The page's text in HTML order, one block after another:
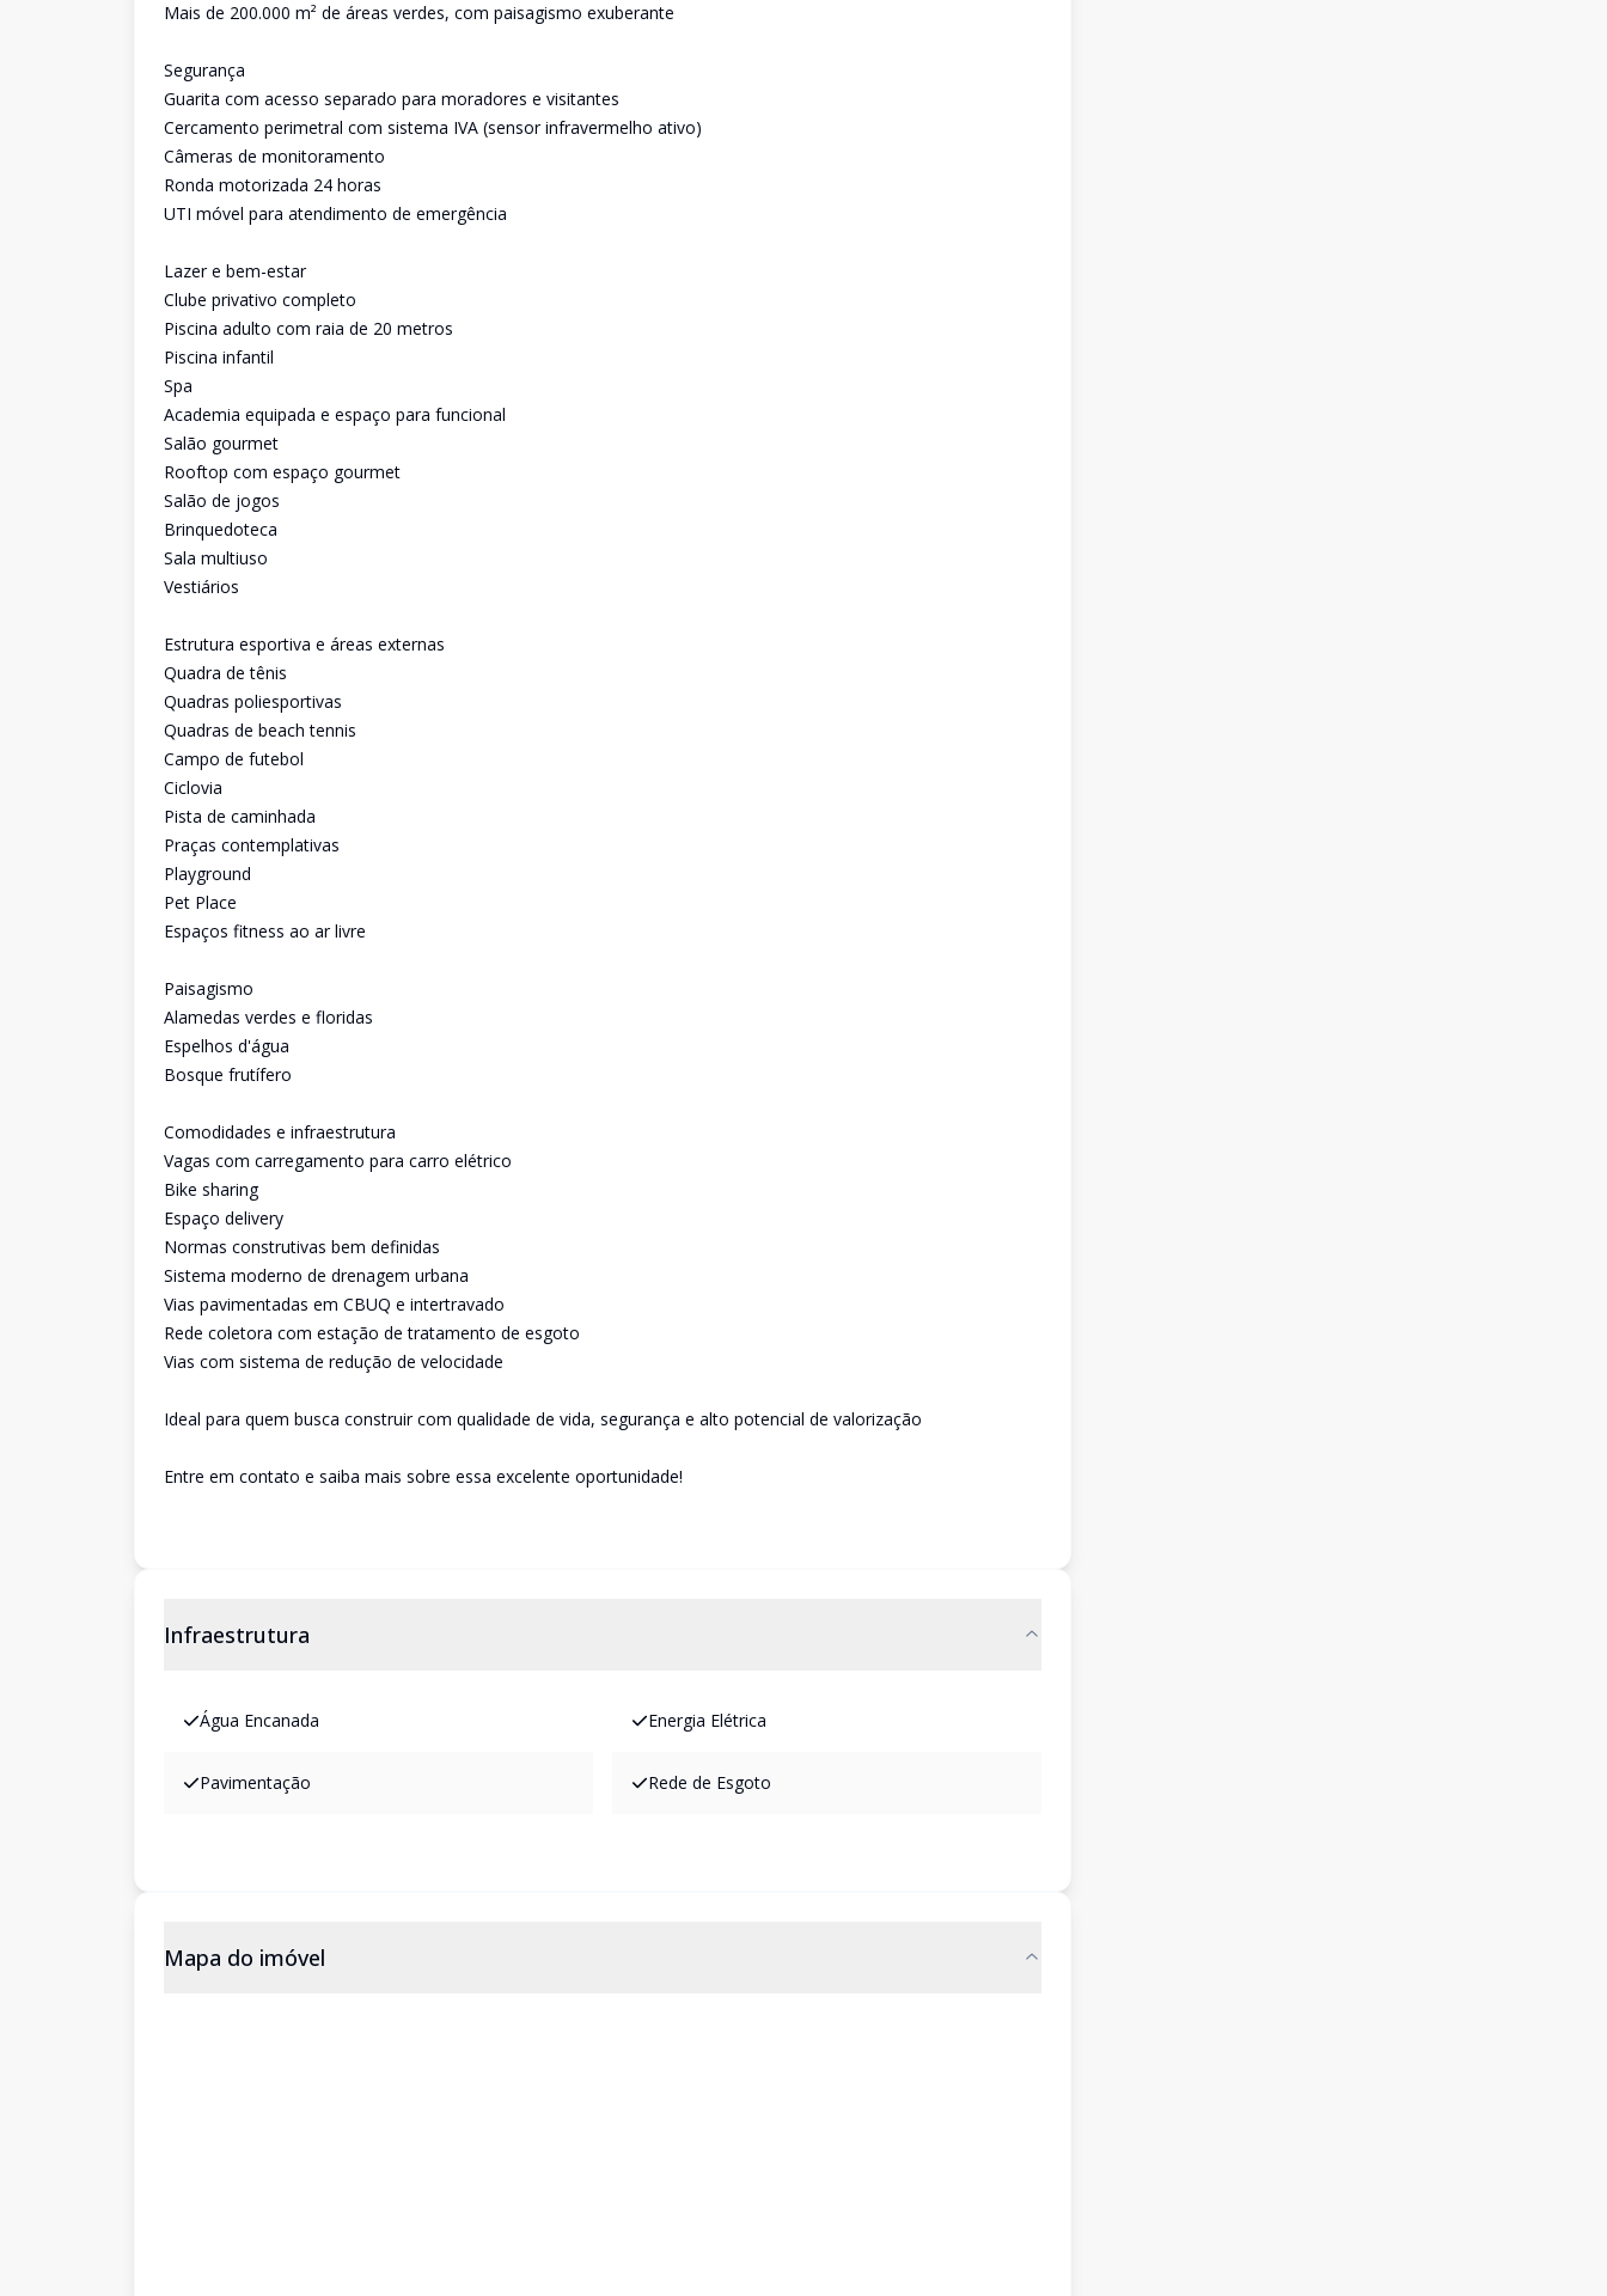
Mais de 200.000 m² de áreas verdes, com paisagismo exuberante
Segurança
Guarita com acesso separado para moradores e visitantes
Cercamento perimetral com sistema IVA (sensor infravermelho ativo)
Câmeras de monitoramento
Ronda motorizada 24 horas
UTI móvel para atendimento de emergência
Lazer e bem-estar
Clube privativo completo
Piscina adulto com raia de 20 metros
Piscina infantil
Spa
Academia equipada e espaço para funcional
Salão gourmet
Rooftop com espaço gourmet
Salão de jogos
Brinquedoteca
Sala multiuso
Vestiários
Estrutura esportiva e áreas externas
Quadra de tênis
Quadras poliesportivas
Quadras de beach tennis
Campo de futebol
Ciclovia
Pista de caminhada
Praças contemplativas
Playground
Pet Place
Espaços fitness ao ar livre
Paisagismo
Alamedas verdes e floridas
Espelhos d'água
Bosque frutífero
Comodidades e infraestrutura
Vagas com carregamento para carro elétrico
Bike sharing
Espaço delivery
Normas construtivas bem definidas
Sistema moderno de drenagem urbana
Vias pavimentadas em CBUQ e intertravado
Rede coletora com estação de tratamento de esgoto
Vias com sistema de redução de velocidade
Ideal para quem busca construir com qualidade de vida, segurança e alto potencial de valorização
Entre em contato e saiba mais sobre essa excelente oportunidade!
Infraestrutura
Água Encanada Energia Elétrica
Pavimentação Rede de Esgoto
Mapa do imóvel